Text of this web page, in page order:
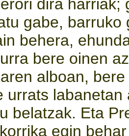
dira
gabe,
behera,
bere oinen
alboan,
urrats
belatzak. Eta
egin